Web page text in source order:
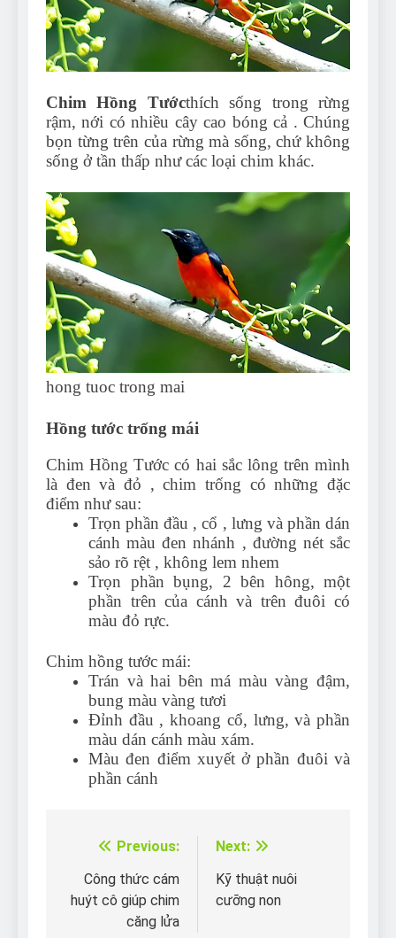
Can Bulldogs Play Fetch?
And How to Train Them!
How Often Do I Need to
7 Năm Ago
Chim Hồng Tướcthích sống trong rừng
rậm, nới có nhiều cây cao bóng cả . Chúng
bọn từng trên của rừng mà sống, chứ không
sống ở tần thấp như các loại chim khác.
hong tuoc trong mai
Hồng tước trống mái
Chim Hồng Tước có hai sắc lông trên mình
là đen và đỏ , chim trống có những đặc
điểm như sau:
Trọn phần đầu , cổ , lưng và phần dán
cánh màu đen nhánh , đường nét sắc
sảo rõ rệt , không lem nhem
Trọn phần bụng, 2 bên hông, một
phần trên của cánh và trên đuôi có
màu đỏ rực.
Chim hồng tước mái:
Trán và hai bên má màu vàng đậm,
bung màu vàng tươi
Đỉnh đầu , khoang cổ, lưng, và phần
màu dán cánh màu xám.
Màu đen điểm xuyết ở phần đuôi và
phần cánh
Điều
hướng
bài
Previous:
Công thức cám
huýt cô giúp chim
căng lửa
Next:
Kỹ thuật nuôi
cưỡng non